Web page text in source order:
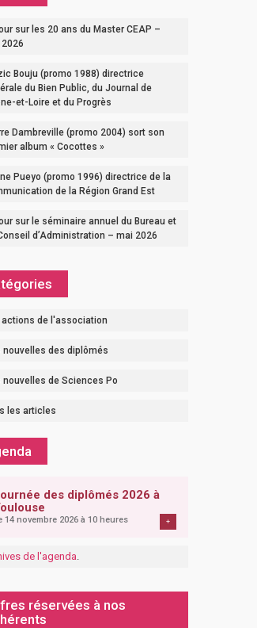
sur les 20 ans du Master CEAP –
Bouju (promo 1988) directrice
du Bien Public, du Journal de
et-Loire et du Progrès
Dambreville (promo 2004) sort son
album « Cocottes »
Pueyo (promo 1996) directrice de la
de la Région Grand Est
sur le séminaire annuel du Bureau et
d’Administration – mai 2026
actions de l'association
nouvelles des diplômés
nouvelles de Sciences Po
les articles
des diplômés 2026 à
14 novembre 2026 à 10 heures +
de l'agenda.
réservées à nos